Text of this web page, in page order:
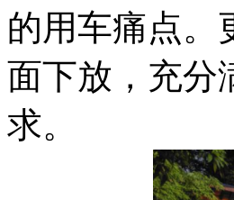
的用车痛点。
面下放，充分
求。